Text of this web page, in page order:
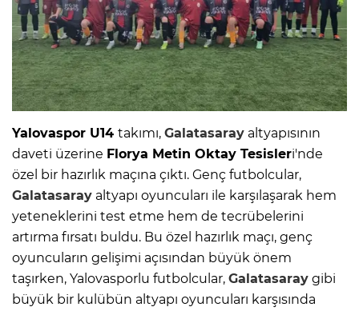
Yalovaspor U14 takımı, Galatasaray altyapısının
daveti üzerine Florya Metin Oktay Tesisleri'nde
özel bir hazırlık maçına çıktı. Genç futbolcular,
Galatasaray altyapı oyuncuları ile karşılaşarak hem
yeteneklerini test etme hem de tecrübelerini
artırma fırsatı buldu. Bu özel hazırlık maçı, genç
oyuncuların gelişimi açısından büyük önem
taşırken, Yalovasporlu futbolcular, Galatasaray gibi
büyük bir kulübün altyapı oyuncuları karşısında